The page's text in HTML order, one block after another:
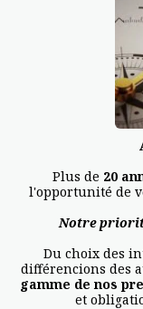
Plus de 20
l'opportunité de
Notre
Du choix des
différencions des
gamme de nos
et